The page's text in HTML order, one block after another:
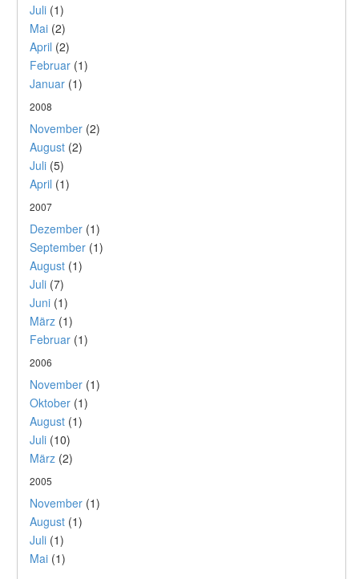
Juli (1)
Mai (2)
April (2)
Februar (1)
Januar (1)
2008
November (2)
August (2)
Juli (5)
April (1)
2007
Dezember (1)
September (1)
August (1)
Juli (7)
Juni (1)
März (1)
Februar (1)
2006
November (1)
Oktober (1)
August (1)
Juli (10)
März (2)
2005
November (1)
August (1)
Juli (1)
Mai (1)